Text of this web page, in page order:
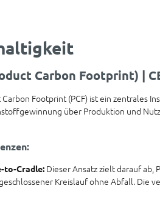
Carbon Footprint) |
Carbon Footprint (PCF) ist ein zentrales
über Produktion und
to-Cradle: Dieser Ansatz zielt darauf
Kreislauf ohne Abfall. Die